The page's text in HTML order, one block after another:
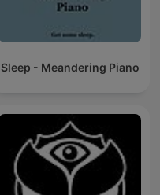
Sleep - Meandering Piano